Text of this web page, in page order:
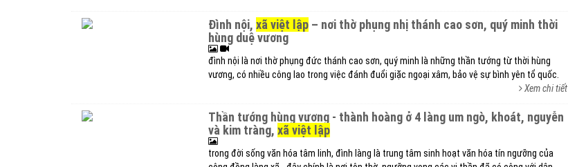
đình nội, xã việt lập – nơi thờ phụng nhị thánh cao sơn, quý minh thời
hùng duệ vương
đình nội là nơi thờ phụng đức thánh cao sơn, quý minh là những thần tướng từ thời hùng
vương, có nhiều công lao trong việc đánh đuổi giặc ngoại xâm, bảo vệ sự bình yên tổ quốc.
Xem chi tiết
thần tướng hùng vương - thành hoàng ở 4 làng um ngò, khoát, nguyễn
và kim tràng, xã việt lập
trong đời sống văn hóa tâm linh, đình làng là trung tâm sinh hoạt văn hóa tín ngưỡng của